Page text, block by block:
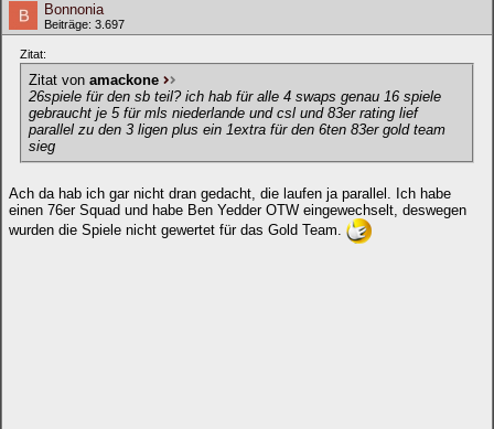
Bonnonia
Beiträge: 3.697
Zitat:
Zitat von amackone
26spiele für den sb teil? ich hab für alle 4 swaps genau 16 spiele
gebraucht je 5 für mls niederlande und csl und 83er rating lief
parallel zu den 3 ligen plus ein 1extra für den 6ten 83er gold team
sieg
Ach da hab ich gar nicht dran gedacht, die laufen ja parallel. Ich habe
einen 76er Squad und habe Ben Yedder OTW eingewechselt, deswegen
wurden die Spiele nicht gewertet für das Gold Team.